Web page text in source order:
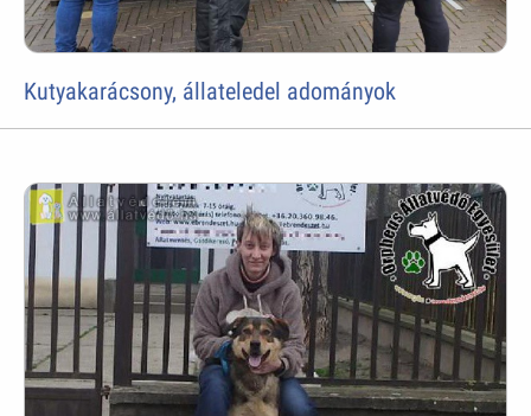
Kutyakarácsony, állateledel adományok